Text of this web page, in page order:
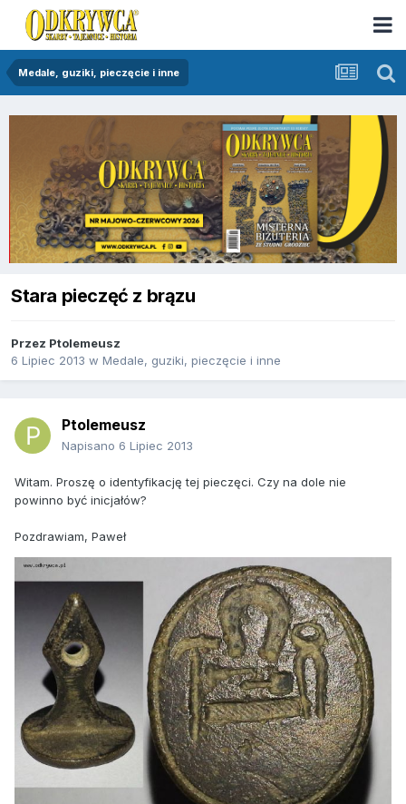
Medale, guziki, pieczęcie i inne
Stara pieczęć z brązu
Przez Ptolemeusz
6 Lipiec 2013 w Medale, guziki, pieczęcie i inne
Ptolemeusz
Napisano 6 Lipiec 2013
Witam. Proszę o identyfikację tej pieczęci. Czy na dole nie
powinno być inicjałów?
Pozdrawiam, Paweł